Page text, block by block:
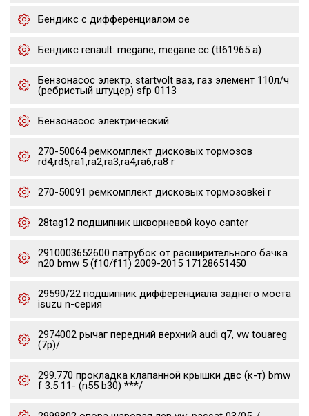
Бендикс с дифференциалом oe
Бендикс renault: megane, megane cc (tt61965 a)
Бензонасос электр. startvolt ваз, газ элемент 110л/ч
(ребристый штуцер) sfp 0113
Бензонасос электрический
270-50064 ремкомплект дисковых тормозов
rd4,rd5,ra1,ra2,ra3,ra4,ra6,ra8 r
270-50091 ремкомплект дисковых тормозовkei r
28tag12 подшипник шкворневой koyo canter
2910003652600 патрубок от расширительного бачка
n20 bmw 5 (f10/f11) 2009-2015 17128651450
29590/22 подшипник дифференциала заднего моста
isuzu n-серия
2974002 рычаг передний верхний audi q7, vw touareg
(7p)/
299.770 прокладка клапанной крышки двс (к-т) bmw
f 3.5 11- (n55 b30) ***/